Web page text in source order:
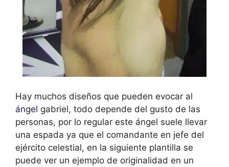
Hay muchos diseños que pueden evocar al
ángel gabriel, todo depende del gusto de las
personas, por lo regular este ángel suele llevar
una espada ya que el comandante en jefe del
ejército celestial, en la siguiente plantilla se
puede ver un ejemplo de originalidad en un